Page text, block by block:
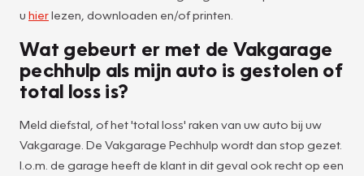
u hierlezen, downloaden en/of printen.
Wat gebeurt er met de Vakgarage
pechhulp als mijn auto is gestolen of
total loss is?
Meld diefstal, of het 'total loss' raken van uw auto bij uw
Vakgarage. De Vakgarage Pechhulp wordt dan stop gezet.
I.o.m. de garage heeft de klant in dit geval ook recht op een